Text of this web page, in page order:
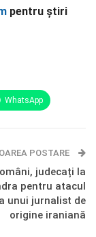
pentru știri
WhatsApp
POSTARE
judecați la
pentru atacul
unui jurnalist de
origine iraniană